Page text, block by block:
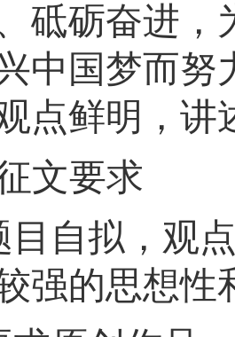
砥砺奋进 ，
中国梦而努
点鲜明，讲
文要求
目自拟 ， 观
强的思想性